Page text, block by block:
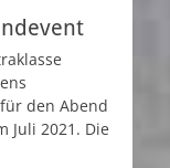
den Abend
Juli 2021. Die